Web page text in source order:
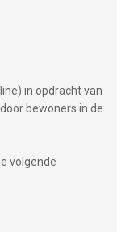
in opdracht van
bewoners in de
volgende